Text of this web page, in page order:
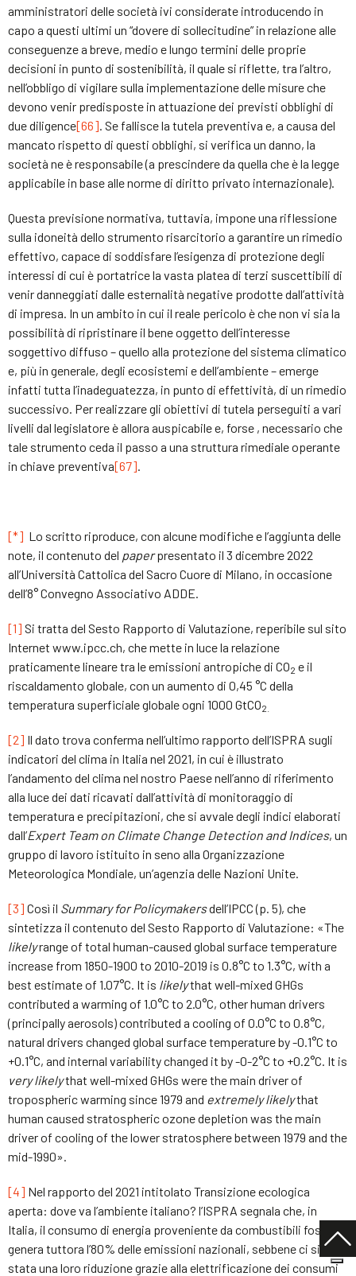
amministratori delle società ivi considerate introducendo in
capo a questi ultimi un “dovere di sollecitudine” in relazione alle
conseguenze a breve, medio e lungo termini delle proprie
decisioni in punto di sostenibilità, il quale si riflette, tra l’altro,
nell’obbligo di vigilare sulla implementazione delle misure che
devono venir predisposte in attuazione dei previsti obblighi di
due diligence[66]. Se fallisce la tutela preventiva e, a causa del
mancato rispetto di questi obblighi, si verifica un danno, la
società ne è responsabile (a prescindere da quella che è la legge
applicabile in base alle norme di diritto privato internazionale).
Questa previsione normativa, tuttavia, impone una riflessione
sulla idoneità dello strumento risarcitorio a garantire un rimedio
effettivo, capace di soddisfare l’esigenza di protezione degli
interessi di cui è portatrice la vasta platea di terzi suscettibili di
venir danneggiati dalle esternalità negative prodotte dall’attività
di impresa. In un ambito in cui il reale pericolo è che non vi sia la
possibilità di ripristinare il bene oggetto dell’interesse
soggettivo diffuso – quello alla protezione del sistema climatico
e, più in generale, degli ecosistemi e dell’ambiente – emerge
infatti tutta l’inadeguatezza, in punto di effettività, di un rimedio
successivo. Per realizzare gli obiettivi di tutela perseguiti a vari
livelli dal legislatore è allora auspicabile e, forse , necessario che
tale strumento ceda il passo a una struttura rimediale operante
in chiave preventiva[67].
[*] Lo scritto riproduce, con alcune modifiche e l’aggiunta delle
note, il contenuto del paperpresentato il 3 dicembre 2022
all’Università Cattolica del Sacro Cuore di Milano, in occasione
dell’8° Convegno Associativo ADDE.
[1] Si tratta del Sesto Rapporto di Valutazione, reperibile sul sito
Internet www.ipcc.ch, che mette in luce la relazione
praticamente lineare tra le emissioni antropiche di CO2 e il
riscaldamento globale, con un aumento di 0,45 °C della
temperatura superficiale globale ogni 1000 GtCO2.
[2] Il dato trova conferma nell’ultimo rapporto dell’ISPRA sugli
indicatori del clima in Italia nel 2021, in cui è illustrato
l’andamento del clima nel nostro Paese nell’anno di riferimento
alla luce dei dati ricavati dall’attività di monitoraggio di
temperatura e precipitazioni, che si avvale degli indici elaborati
dall’Expert Team on Climate Change Detection and Indices, un
gruppo di lavoro istituito in seno alla Organizzazione
Meteorologica Mondiale, un’agenzia delle Nazioni Unite.
[3] Così il Summary for Policymakersdell’IPCC (p. 5), che
sintetizza il contenuto del Sesto Rapporto di Valutazione: «The
likelyrange of total human-caused global surface temperature
increase from 1850-1900 to 2010-2019 is 0.8°C to 1.3°C, with a
best estimate of 1.07°C. It is likelythat well-mixed GHGs
contributed a warming of 1.0°C to 2.0°C, other human drivers
(principally aerosols) contributed a cooling of 0.0°C to 0.8°C,
natural drivers changed global surface temperature by -0.1°C to
+0.1°C, and internal variability changed it by -0-2°C to +0.2°C. It is
very likelythat well-mixed GHGs were the main driver of
tropospheric warming since 1979 and extremely likelythat
human caused stratospheric ozone depletion was the main
driver of cooling of the lower stratosphere between 1979 and the
mid-1990».
[4] Nel rapporto del 2021 intitolato Transizione ecologica
aperta: dove va l’ambiente italiano? l’ISPRA segnala che, in
Italia, il consumo di energia proveniente da combustibili fossili
genera tuttora l’80% delle emissioni nazionali, sebbene ci sia
stata una loro riduzione grazie alla elettrificazione dei consumi